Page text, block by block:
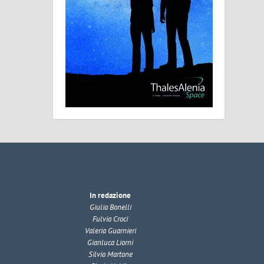
In redazione
Giulia Bonelli
Fulvia Croci
Valeria Guarnieri
Gianluca Liorni
Silvia Martone